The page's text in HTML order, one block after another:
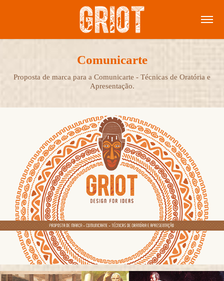
Comunicarte
Proposta de marca para a Comunicarte - Técnicas de Oratória e
Apresentação.